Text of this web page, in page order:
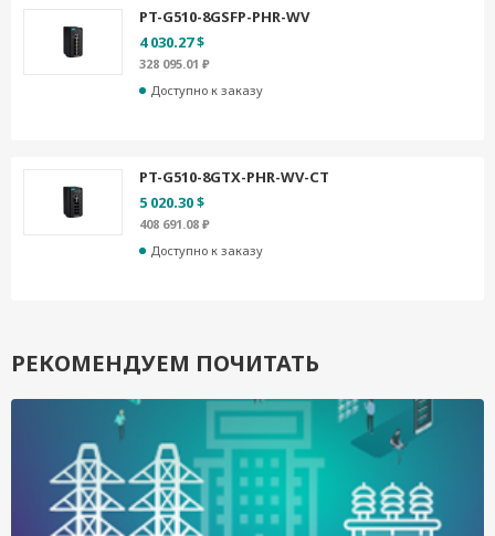
PT-G510-8GSFP-PHR-WV
4 030.27 $
328 095.01 ₽
Доступно к заказу
PT-G510-8GTX-PHR-WV-CT
5 020.30 $
408 691.08 ₽
Доступно к заказу
РЕКОМЕНДУЕМ ПОЧИТАТЬ